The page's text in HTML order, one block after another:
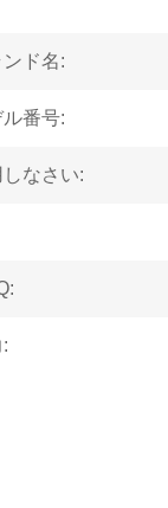
ド名:
番号:
なさい: